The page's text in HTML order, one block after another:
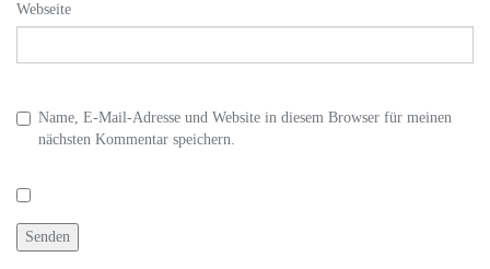
Webseite
Name, E-Mail-Adresse und Website in diesem Browser für meinen
nächsten Kommentar speichern.